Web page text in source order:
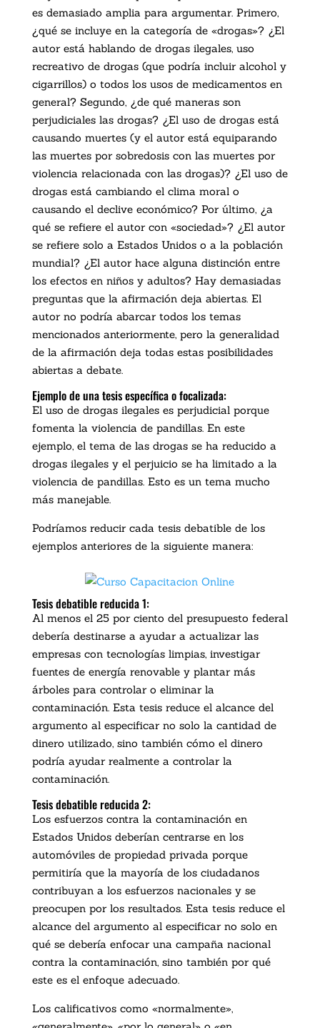
es demasiado amplia para argumentar. Primero,
¿qué se incluye en la categoría de «drogas»? ¿El
autor está hablando de drogas ilegales, uso
recreativo de drogas (que podría incluir alcohol y
cigarrillos) o todos los usos de medicamentos en
general? Segundo, ¿de qué maneras son
perjudiciales las drogas? ¿El uso de drogas está
causando muertes (y el autor está equiparando
las muertes por sobredosis con las muertes por
violencia relacionada con las drogas)? ¿El uso de
drogas está cambiando el clima moral o
causando el declive económico? Por último, ¿a
qué se refiere el autor con «sociedad»? ¿El autor
se refiere solo a Estados Unidos o a la población
mundial? ¿El autor hace alguna distinción entre
los efectos en niños y adultos? Hay demasiadas
preguntas que la afirmación deja abiertas. El
autor no podría abarcar todos los temas
mencionados anteriormente, pero la generalidad
de la afirmación deja todas estas posibilidades
abiertas a debate.
Ejemplo de una tesis específica o focalizada:
El uso de drogas ilegales es perjudicial porque
fomenta la violencia de pandillas. En este
ejemplo, el tema de las drogas se ha reducido a
drogas ilegales y el perjuicio se ha limitado a la
violencia de pandillas. Esto es un tema mucho
más manejable.
Podríamos reducir cada tesis debatible de los
ejemplos anteriores de la siguiente manera:
Tesis debatible reducida 1:
Al menos el 25 por ciento del presupuesto federal
debería destinarse a ayudar a actualizar las
empresas con tecnologías limpias, investigar
fuentes de energía renovable y plantar más
árboles para controlar o eliminar la
contaminación. Esta tesis reduce el alcance del
argumento al especificar no solo la cantidad de
dinero utilizado, sino también cómo el dinero
podría ayudar realmente a controlar la
contaminación.
Tesis debatible reducida 2:
Los esfuerzos contra la contaminación en
Estados Unidos deberían centrarse en los
automóviles de propiedad privada porque
permitiría que la mayoría de los ciudadanos
contribuyan a los esfuerzos nacionales y se
preocupen por los resultados. Esta tesis reduce el
alcance del argumento al especificar no solo en
qué se debería enfocar una campaña nacional
contra la contaminación, sino también por qué
este es el enfoque adecuado.
Los calificativos como «normalmente»,